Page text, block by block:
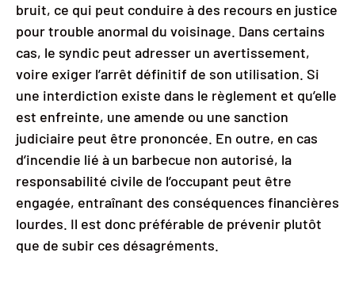
bruit, ce qui peut conduire à des recours en justice
pour trouble anormal du voisinage. Dans certains
cas, le syndic peut adresser un avertissement,
voire exiger l’arrêt définitif de son utilisation. Si
une interdiction existe dans le règlement et qu’elle
est enfreinte, une amende ou une sanction
judiciaire peut être prononcée. En outre, en cas
d’incendie lié à un barbecue non autorisé, la
responsabilité civile de l’occupant peut être
engagée, entraînant des conséquences financières
lourdes. Il est donc préférable de prévenir plutôt
que de subir ces désagréments.